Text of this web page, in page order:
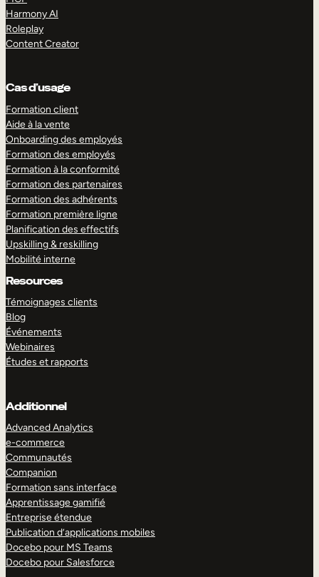
Harmony AI
Roleplay
Content Creator
Cas d’usage
Formation client
Aide à la vente
Onboarding des employés
Formation des employés
Formation à la conformité
Formation des partenaires
Formation des adhérents
Formation première ligne
Planification des effectifs
Upskilling & reskilling
Mobilité interne
Resources
Témoignages clients
Blog
Événements
Webinaires
Études et rapports
Additionnel
Advanced Analytics
e-commerce
Communautés
Companion
Formation sans interface
Apprentissage gamifié
Entreprise étendue
Publication d’applications mobiles
Docebo pour MS Teams
Docebo pour Salesforce